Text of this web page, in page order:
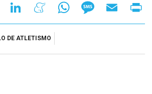
LinkedIn MeneameWhatsAppMessageEmail
DE ATLETISMO